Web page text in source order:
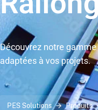
Découvrez notre
adaptées à vos projets.
PES Solutions Produits